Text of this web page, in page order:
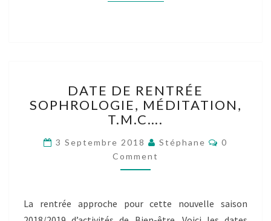
DE
RENTRÉE
SOPHROLOGIE,
T.M.C….
DATE DE RENTRÉE
SOPHROLOGIE, MÉDITATION,
T.M.C….
3 Septembre 2018 Stéphane Comments
0
Comment
La rentrée approche pour cette nouvelle saison